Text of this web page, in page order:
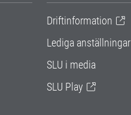
Driftinformation
Lediga anställningar
SLU i media
SLU Play